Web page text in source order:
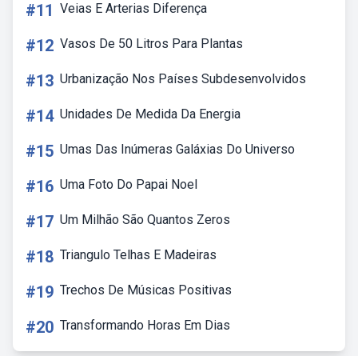
#11 Veias E Arterias Diferença
#12 Vasos De 50 Litros Para Plantas
#13 Urbanização Nos Países Subdesenvolvidos
#14 Unidades De Medida Da Energia
#15 Umas Das Inúmeras Galáxias Do Universo
#16 Uma Foto Do Papai Noel
#17 Um Milhão São Quantos Zeros
#18 Triangulo Telhas E Madeiras
#19 Trechos De Músicas Positivas
#20 Transformando Horas Em Dias